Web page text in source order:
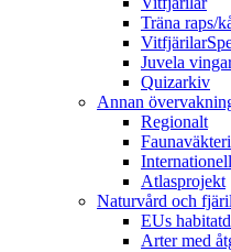
Träna raps/
Juvela
Quizarkiv
Annan
Regionalt
Faunaväkteri
Atlasprojekt
Naturvård och
EUs
Arter med